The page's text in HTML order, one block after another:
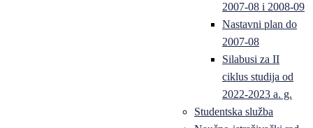
2007-08 i 2008-09
Nastavni plan do
2007-08
Silabusi za II
ciklus studija od
2022-2023 a. g.
Studentska služba